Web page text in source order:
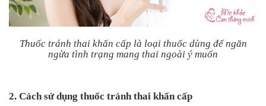
Thuốc tránh thai khẩn cấp là loại thuốc dùng để ngăn
ngừa tình trạng mang thai ngoài ý muốn
2. Cách sử dụng thuốc tránh thai khẩn cấp